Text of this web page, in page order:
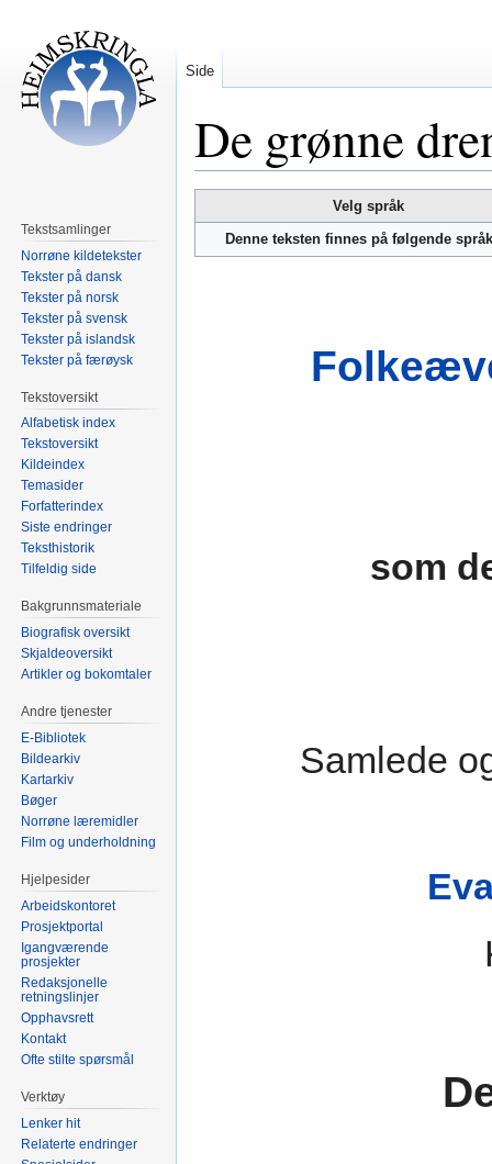
De grønne
til
navigering
til
Velg språk
Denne teksten finnes på følgende
som
Samlede
Side
Tekstsamlinger
Norrøne kildetekster
Tekster på dansk
Tekster på norsk
Tekster på svensk
Tekster på islandsk
Tekster på færøysk
Tekstoversikt
Alfabetisk index
Tekstoversikt
Kildeindex
Temasider
Forfatterindex
Siste endringer
Teksthistorik
Tilfeldig side
Bakgrunnsmateriale
Biografisk oversikt
Skjaldeoversikt
Artikler og bokomtaler
Andre tjenester
E-Bibliotek
Bildearkiv
Kartarkiv
Bøger
Norrøne læremidler
Film og underholdning
Hjelpesider
Arbeidskontoret
Prosjektportal
Igangværende
prosjekter
Redaksjonelle
retningslinjer
Opphavsrett
Kontakt
Ofte stilte spørsmål
Verktøy
Lenker hit
Relaterte endringer